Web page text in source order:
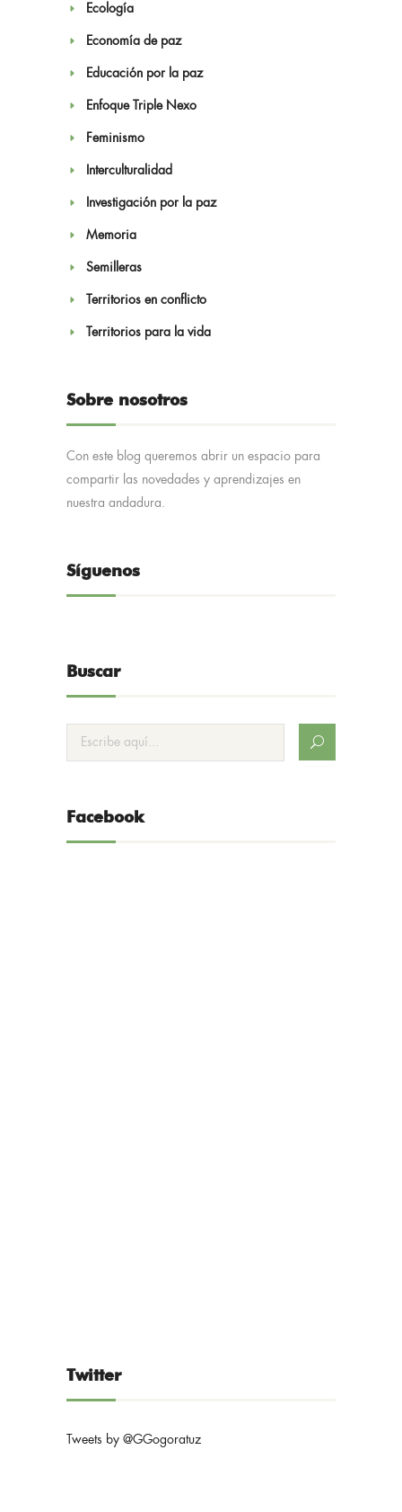
Ecología
Economía de paz
Educación por la paz
Enfoque Triple Nexo
Feminismo
Interculturalidad
Investigación por la paz
Memoria
Semilleras
Territorios en conflicto
Territorios para la vida
Sobre nosotros
Con este blog queremos abrir un espacio para
compartir las novedades y aprendizajes en
nuestra andadura.
Síguenos
Buscar
Facebook
Twitter
Tweets by @GGogoratuz